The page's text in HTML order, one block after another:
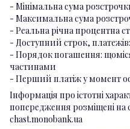
- Мінімальна сума
- Максимальна сума
- Реальна річна процентна
- Доступний строк,
- Порядок погашення:
частинами
- Перший платіж у момент
Інформація про істотні
попередження розміщені на
chast.monobank.ua